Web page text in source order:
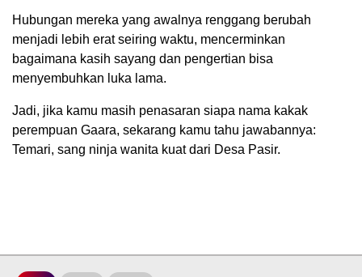
Hubungan mereka yang awalnya renggang berubah
menjadi lebih erat seiring waktu, mencerminkan
bagaimana kasih sayang dan pengertian bisa
menyembuhkan luka lama.
Jadi, jika kamu masih penasaran siapa nama kakak
perempuan Gaara, sekarang kamu tahu jawabannya:
Temari, sang ninja wanita kuat dari Desa Pasir.